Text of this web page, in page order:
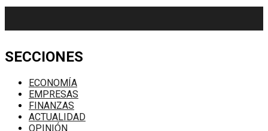
SECCIONES
ECONOMÍA
EMPRESAS
FINANZAS
ACTUALIDAD
OPINIÓN